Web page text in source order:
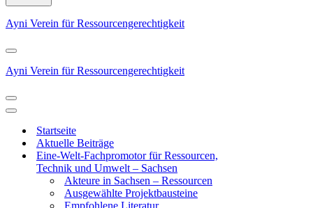
Ayni Verein für Ressourcengerechtigkeit
Navigationsmenü
Ayni Verein für Ressourcengerechtigkeit
Navigationsmenü
Navigationsmenü
Startseite
Aktuelle Beiträge
Eine-Welt-Fachpromotor für Ressourcen,
Technik und Umwelt – Sachsen
Akteure in Sachsen – Ressourcen
Ausgewählte Projektbausteine
Empfohlene Literatur